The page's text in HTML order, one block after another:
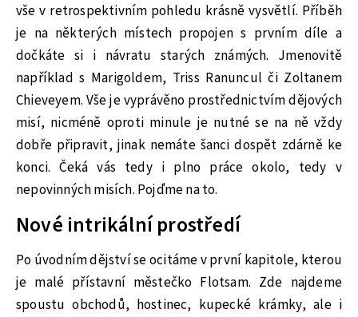
vše v retrospektivním pohledu krásně vysvětlí. Příběh
je na některých místech propojen s prvním díle a
dočkáte si i návratu starých známých. Jmenovitě
například s Marigoldem, Triss Ranuncul či Zoltanem
Chieveyem. Vše je vyprávěno prostřednictvím dějových
misí, nicméně oproti minule je nutné se na ně vždy
dobře připravit, jinak nemáte šanci dospět zdárně ke
konci. Čeká vás tedy i plno práce okolo, tedy v
nepovinných misích. Pojďme na to.
Nové intrikální prostředí
Po úvodním dějství se ocitáme v první kapitole, kterou
je malé přístavní městečko Flotsam. Zde najdeme
spoustu obchodů, hostinec, kupecké krámky, ale i